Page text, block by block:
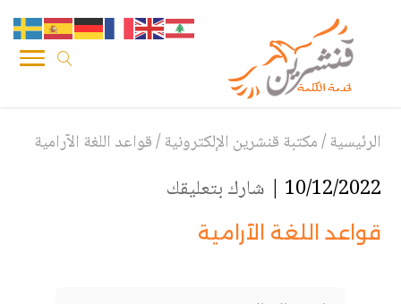
الرئيسية/مكتبة قنشرين الإلكترونية/قواعد اللغة الآرامية
10/12/2022 | شارك بتعليقك
قواعد اللغة الآرامية